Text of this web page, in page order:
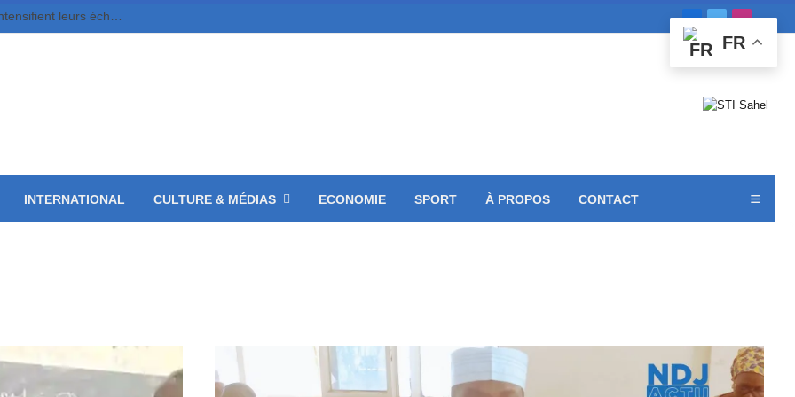
Cinéma, livre et artisanat, le Tchad et l’Égypte intensifient leurs échanges
Facebook
(Twitter)
INTERNATIONAL CULTURE & MÉDIAS ECONOMIE SPORT À PROPOS CONTACT
FR